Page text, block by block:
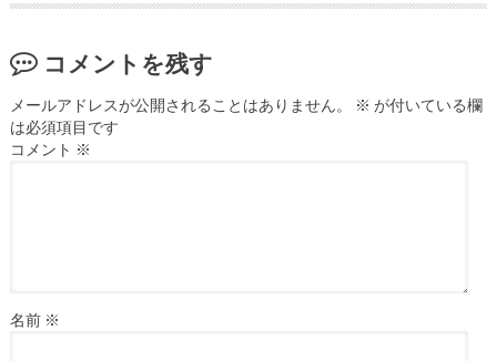
コメントを残す
メールアドレスが公開されることはありません。 ※ が付いている欄
は必須項目です
コメント ※
名前 ※